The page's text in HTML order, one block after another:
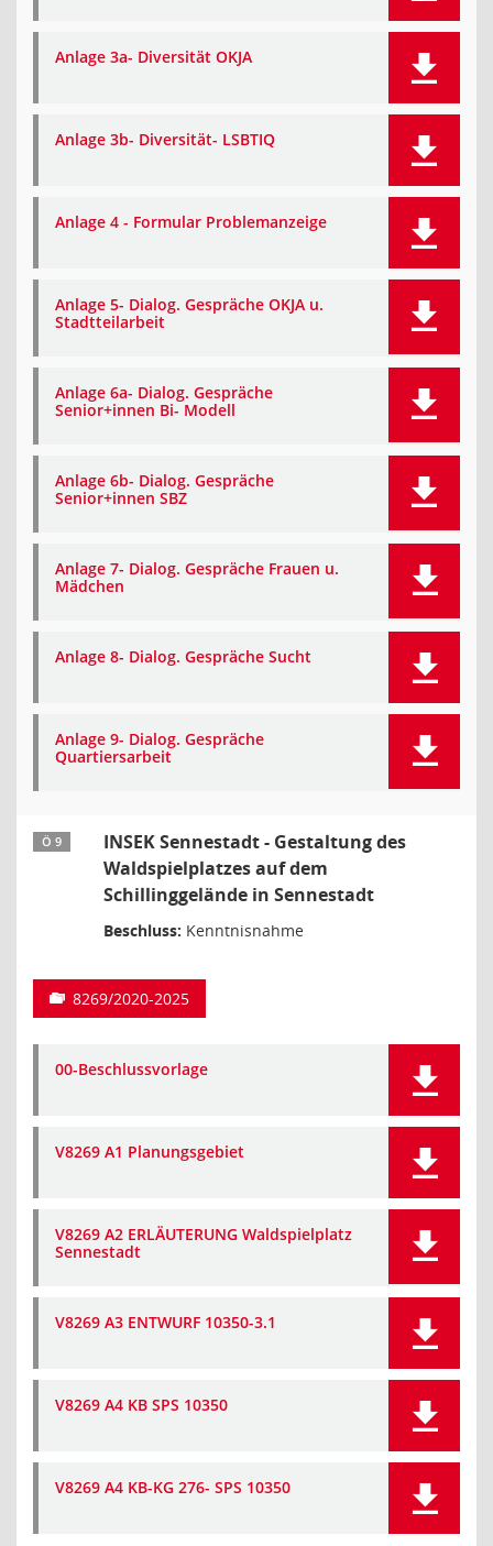
Anlage 3a- Diversität OKJA
Anlage 3b- Diversität- LSBTIQ
Anlage 4 - Formular Problemanzeige
Anlage 5- Dialog. Gespräche OKJA u.
Stadtteilarbeit
Anlage 6a- Dialog. Gespräche
Senior+innen Bi- Modell
Anlage 6b- Dialog. Gespräche
Senior+innen SBZ
Anlage 7- Dialog. Gespräche Frauen u.
Mädchen
Anlage 8- Dialog. Gespräche Sucht
Anlage 9- Dialog. Gespräche
Quartiersarbeit
Ö 9
INSEK Sennestadt - Gestaltung des
Waldspielplatzes auf dem
Schillinggelände in Sennestadt
Beschluss: Kenntnisnahme
8269/2020-2025
00-Beschlussvorlage
V8269 A1 Planungsgebiet
V8269 A2 ERLÄUTERUNG Waldspielplatz
Sennestadt
V8269 A3 ENTWURF 10350-3.1
V8269 A4 KB SPS 10350
V8269 A4 KB-KG 276- SPS 10350